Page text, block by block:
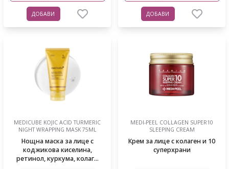
ДОБАВИ ДОБАВИ
MEDICUBE KOJIC ACID TURMERIC
NIGHT WRAPPING MASK 75ML
Нощна маска за лице с
коджикова киселина,
ретинол, куркума, колаг...
MEDI-PEEL COLLAGEN SUPER10
SLEEPING CREAM
Крем за лице с колаген и 10
суперхрани